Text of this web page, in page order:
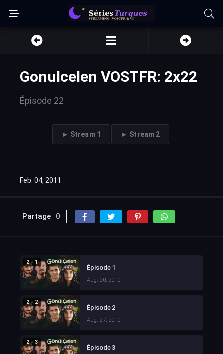
Gonulcelen VOSTFR: 2x22
Épisode 22
► Stream 1 ► Stream 2
Feb. 04, 2011
Partage 0
2 - 1
Épisode 1
Aug. 20, 2010
2 - 2
Épisode 2
Aug. 27, 2010
2 - 3
Épisode 3